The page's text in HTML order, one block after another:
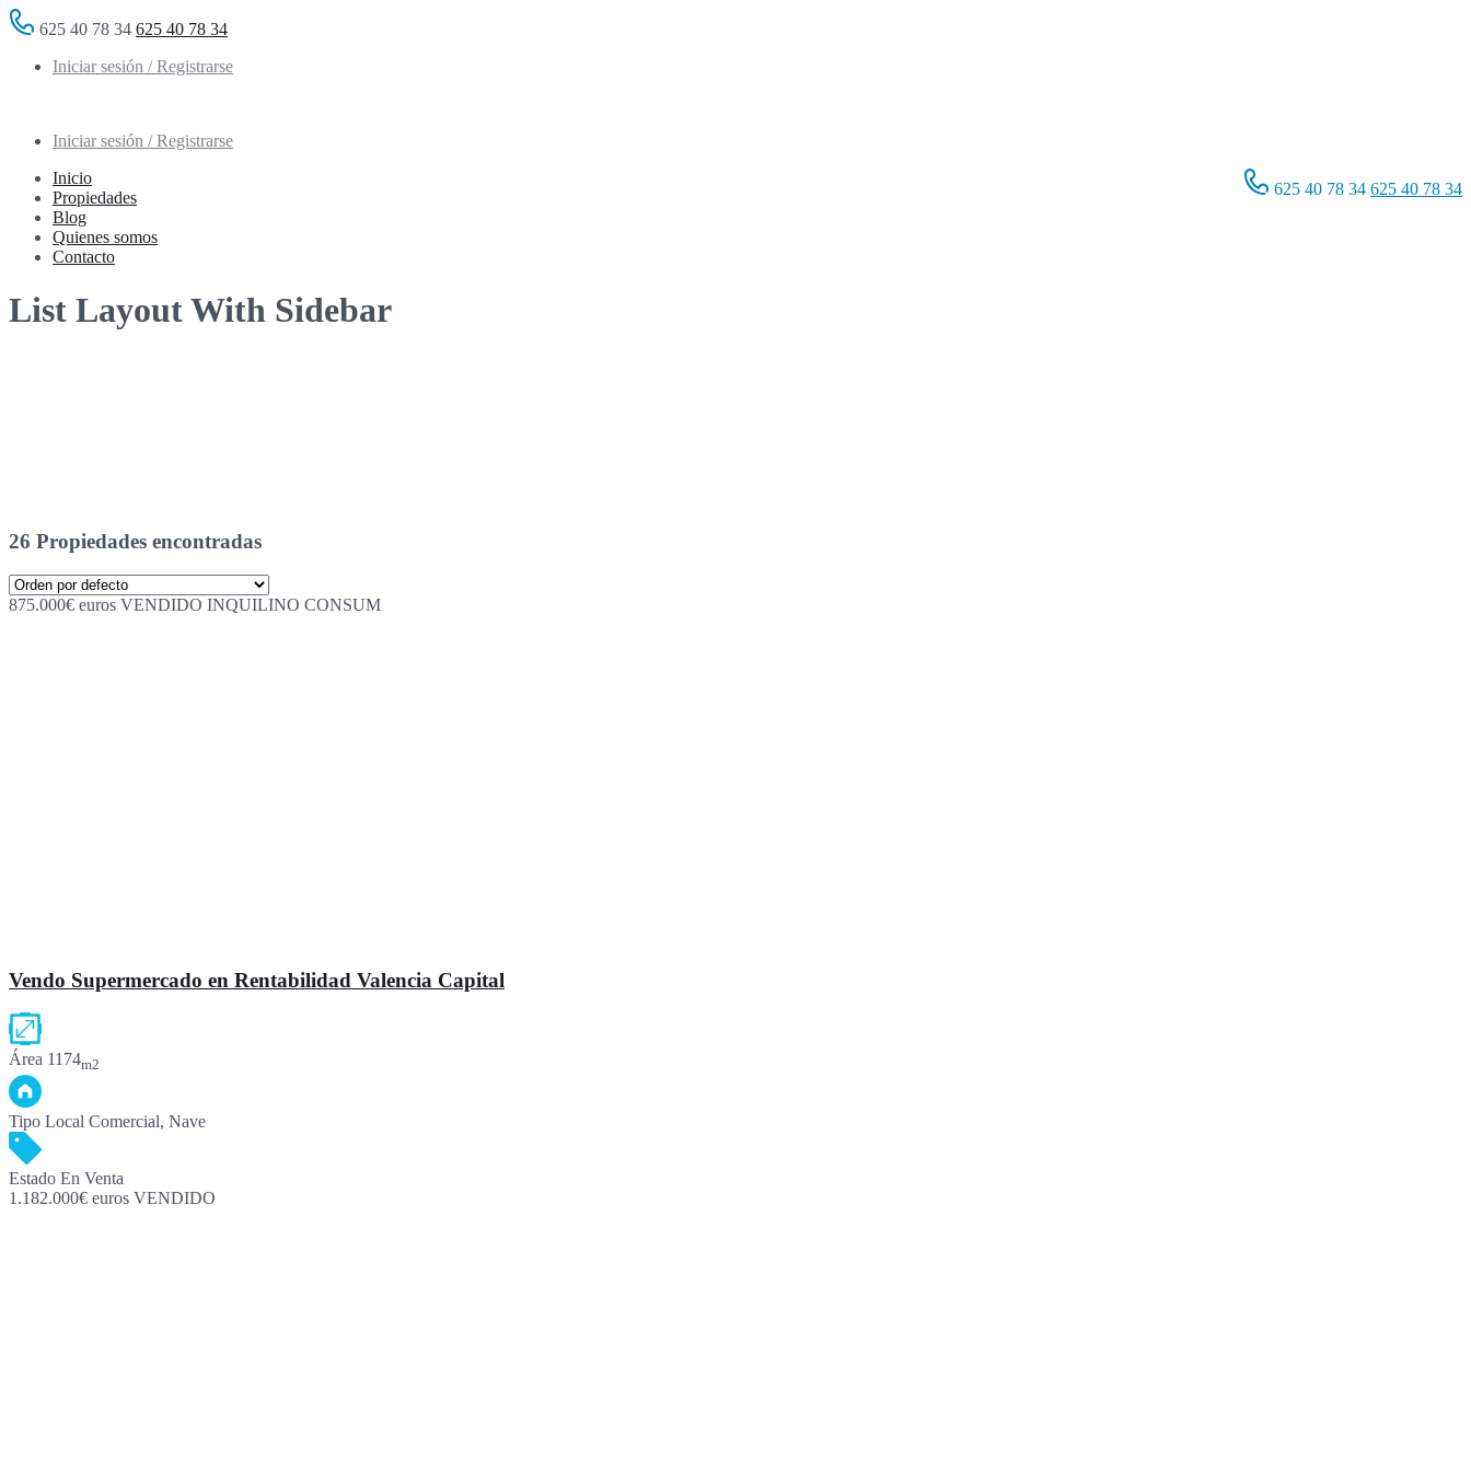
625 40 78 34 625 40 78 34
Iniciar sesión / Registrarse
Iniciar sesión / Registrarse
625 40 78 34 625 40 78 34
Inicio
Propiedades
Blog
Quienes somos
Contacto
List Layout With Sidebar
26 Propiedades encontradas
875.000€ euros VENDIDO INQUILINO CONSUM
Vendo Supermercado en Rentabilidad Valencia Capital
Área 1174m2
Tipo Local Comercial, Nave
Estado En Venta
1.182.000€ euros VENDIDO